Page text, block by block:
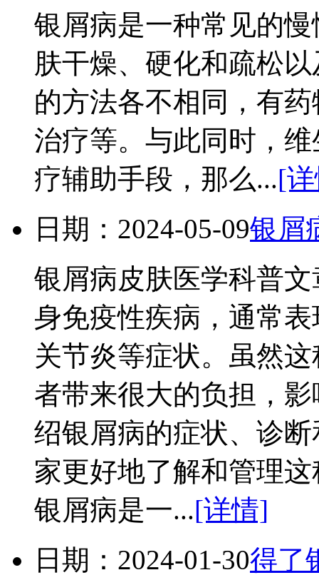
银屑病是一种常见的
肤干燥、硬化和疏松
的方法各不相同，有
治疗等。与此同时，
疗辅助手段，那么...[
日期：2024-05-09银屑
银屑病皮肤医学科普
身免疫性疾病，通常
关节炎等症状。虽然
者带来很大的负担，
绍银屑病的症状、诊
家更好地了解和管理
银屑病是一...[详情]
日期：2024-01-30得了